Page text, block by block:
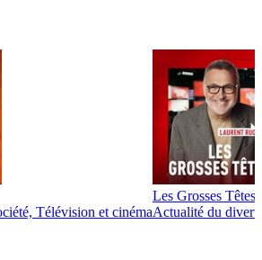
Télévision et cinéma
Les Grosses Têtes
Actualité du